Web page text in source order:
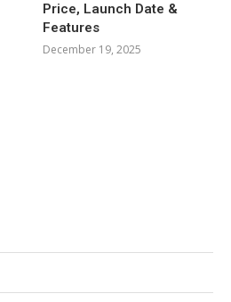
Price, Launch Date &
Features
December 19, 2025